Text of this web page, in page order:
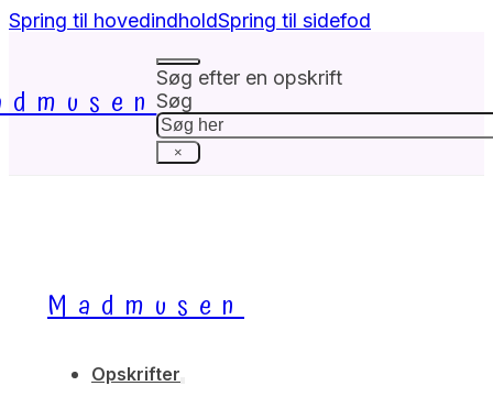
Spring til hovedindholdSpring til sidefod
Søg efter en opskrift
Søg
×
Madmusen
Opskrifter